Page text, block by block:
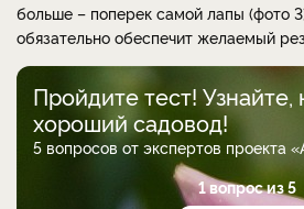
больше – поперек самой лапы (фото
обязательно обеспечит желаемый
Пройдите тест! Узнайте,
хороший садовод!
5 вопросов от экспертов проекта
1 вопрос из 5